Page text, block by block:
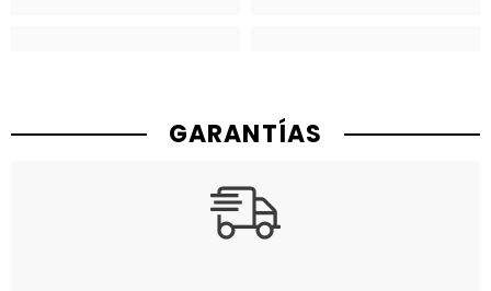
GARANTÍAS